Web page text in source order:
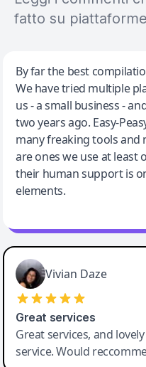
fatto su
Jeff Wilson
By far the best compilation
By far the best
We have tried multiple
us - a small business -
two years ago. Easy-
many freaking tools and
are ones we use at least
their human support is
elements.
Vivian Daze
Great services
Great services, and
service. Would